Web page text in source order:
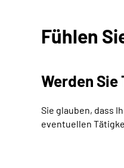
Fühlen
Werden Sie
Sie glauben, dass
eventuellen